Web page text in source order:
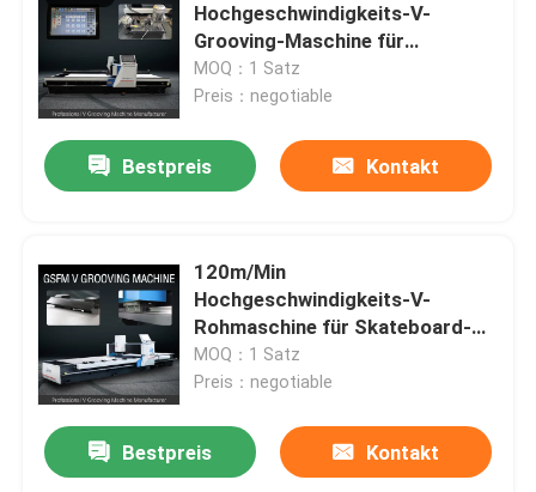
Produkte
Videos
Über uns
Hochgeschwindigkeits-V-
Grooving-Maschine für
Edelstahldekoration
MOQ：1 Satz
Preis：negotiable
Bestpreis Kontakt
120m/Min
Hochgeschwindigkeits-V-
Rohmaschine für Skateboard-
Edelstahldekoration
MOQ：1 Satz
Preis：negotiable
Bestpreis Kontakt